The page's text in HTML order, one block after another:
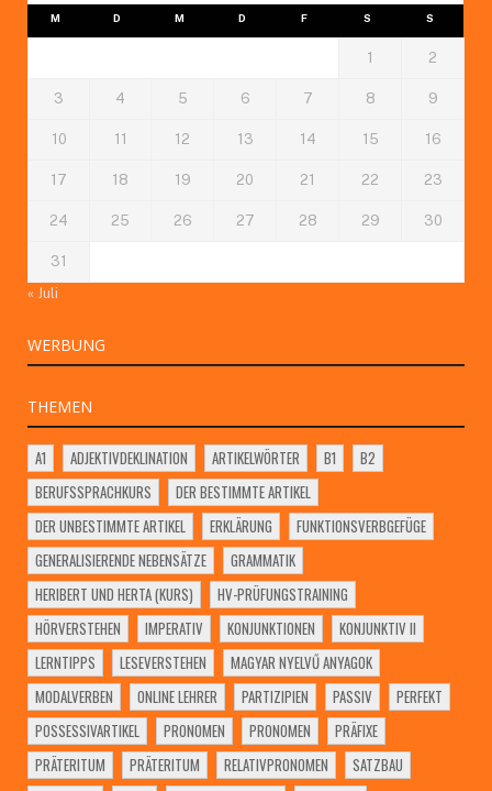
M D M D F S S
1 2
3 4 5 6 7 8 9
10 11 12 13 14 15 16
17 18 19 20 21 22 23
24 25 26 27 28 29 30
31
« Juli
WERBUNG
THEMEN
A1 ADJEKTIVDEKLINATION ARTIKELWÖRTER B1
B2
BERUFSSPRACHKURS
DER BESTIMMTE ARTIKEL
DER UNBESTIMMTE ARTIKEL
ERKLÄRUNG
FUNKTIONSVERBGEFÜGE
GENERALISIERENDE NEBENSÄTZE
GRAMMATIK
HERIBERT UND HERTA (KURS)
HV-PRÜFUNGSTRAINING
HÖRVERSTEHEN
IMPERATIV KONJUNKTIONEN
KONJUNKTIV II
LERNTIPPS
LESEVERSTEHEN
MAGYAR NYELVŰ ANYAGOK
MODALVERBEN
ONLINE LEHRER PARTIZIPIEN PASSIV
PERFEKT
POSSESSIVARTIKEL
PRONOMEN PRONOMEN
PRÄFIXE
PRÄTERITUM
PRÄTERITUM RELATIVPRONOMEN
SATZBAU